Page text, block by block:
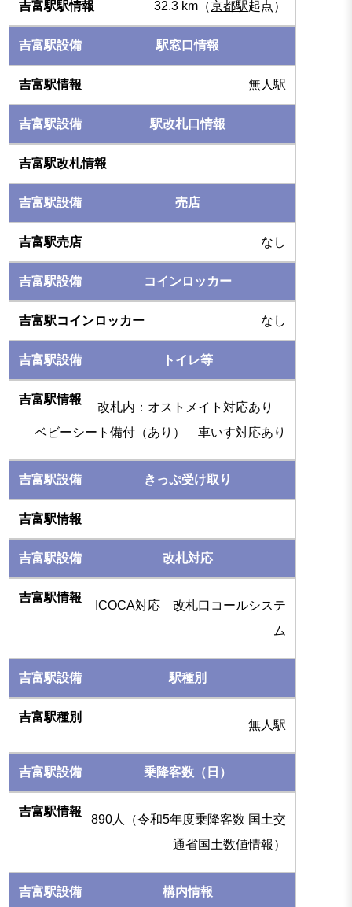
32.3 km（京都駅起点）
駅窓口情報
無人駅
駅改札口情報
売店
なし
コインロッカー
なし
トイレ等
改札内：オストメイト対応あり
ベビーシート備付（あり） 車いす対応あり
きっぷ受け取り
改札対応
ICOCA対応 改札口コールシステ
ム
駅種別
無人駅
乗降客数（日）
890人（令和5年度乗降客数 国土交
通省国土数値情報）
構内情報